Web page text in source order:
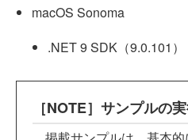
macOS Sonoma
.NET 9 SDK（9.0.101）
［NOTE］サンプルの